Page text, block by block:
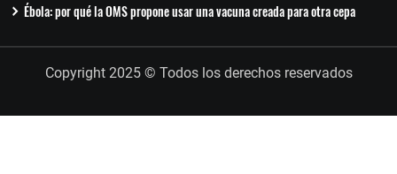
Ébola: por qué la OMS propone usar una vacuna creada para otra cepa
Copyright 2025 © Todos los derechos reservados